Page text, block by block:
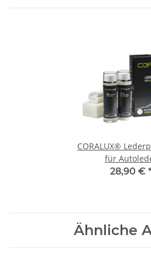
CORALUX®
für
28,90 €
Ähnliche